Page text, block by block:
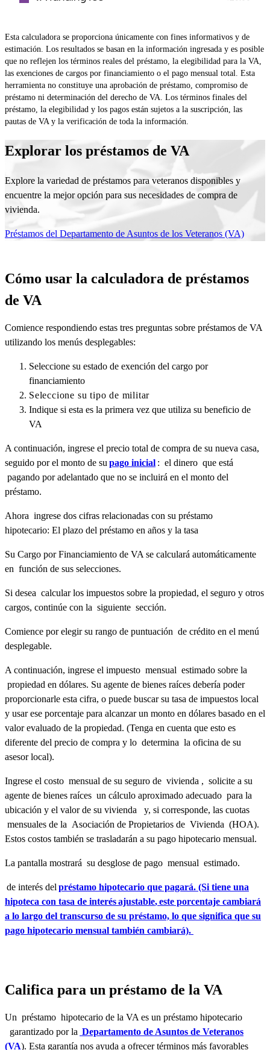
Esta calculadora se proporciona únicamente con fines informativos y de
estimación. Los resultados se basan en la información ingresada y es posible
que no reflejen los términos reales del préstamo, la elegibilidad para la VA,
las exenciones de cargos por financiamiento o el pago mensual total. Esta
herramienta no constituye una aprobación de préstamo, compromiso de
préstamo ni determinación del derecho de VA. Los términos finales del
préstamo, la elegibilidad y los pagos están sujetos a la suscripción, las
pautas de VA y la verificación de toda la información.
Explorar los préstamos de VA
Explore la variedad de préstamos para veteranos disponibles y
encuentre la mejor opción para sus necesidades de compra de
vivienda.
Préstamos del Departamento de Asuntos de los Veteranos (VA)
Cómo usar la calculadora de préstamos
de VA
Comience respondiendo estas tres preguntas sobre préstamos de VA
utilizando los menús desplegables:
Seleccione su estado de exención del cargo por
financiamiento
Seleccione su tipo de militar
Indique si esta es la primera vez que utiliza su beneficio de
VA
A continuación, ingrese el precio total de compra de su nueva casa,
seguido por el monto de su pago inicial : el dinero que está
pagando por adelantado que no se incluirá en el monto del
préstamo.
Ahora ingrese dos cifras relacionadas con su préstamo
hipotecario: El plazo del préstamo en años y la tasa
Su Cargo por Financiamiento de VA se calculará automáticamente
en función de sus selecciones.
Si desea calcular los impuestos sobre la propiedad, el seguro y otros
cargos, continúe con la siguiente sección.
Comience por elegir su rango de puntuación de crédito en el menú
desplegable.
A continuación, ingrese el impuesto mensual estimado sobre la
propiedad en dólares. Su agente de bienes raíces debería poder
proporcionarle esta cifra, o puede buscar su tasa de impuestos local
y usar ese porcentaje para alcanzar un monto en dólares basado en el
valor evaluado de la propiedad. (Tenga en cuenta que esto es
diferente del precio de compra y lo determina la oficina de su
asesor local).
Ingrese el costo mensual de su seguro de vivienda , solicite a su
agente de bienes raíces un cálculo aproximado adecuado para la
ubicación y el valor de su vivienda y, si corresponde, las cuotas
mensuales de la Asociación de Propietarios de Vivienda (HOA).
Estos costos también se trasladarán a su pago hipotecario mensual.
La pantalla mostrará su desglose de pago mensual estimado.
de interés del préstamo hipotecario que pagará. (Si tiene una
hipoteca con tasa de interésajustable, este porcentaje cambiará
a lo largo del transcurso de su préstamo, lo que significa que su
pago hipotecario mensual también cambiará).
Califica para un préstamo de la VA
Un préstamo hipotecario de la VA es un préstamo hipotecario
garantizado por la Departamento de Asuntos de Veteranos
(VA). Esta garantía nos ayuda a ofrecer términos más favorables